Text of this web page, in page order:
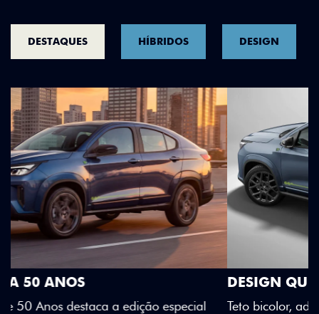
DESTAQUES HÍBRIDOS DESIGN
DESIGN QUE SE DESTACA
Teto bicolor, adesivos estilizados e detalhes em Citrus